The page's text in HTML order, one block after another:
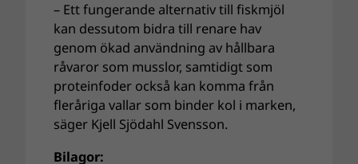
– Ett fungerande alternativ till fiskmjöl
kan dessutom bidra till renare hav
genom ökad användning av hållbara
råvaror som musslor, samtidigt som
proteinfoder också kan komma från
fleråriga vallar som binder kol i marken,
säger Kjell Sjödahl Svensson.
Bilagor: